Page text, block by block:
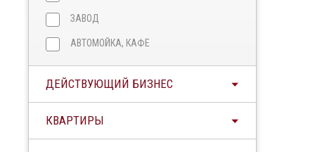
ЗАВОД
АВТОМОЙКА, КАФЕ
ДЕЙСТВУЮЩИЙ БИЗНЕС
КВАРТИРЫ